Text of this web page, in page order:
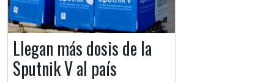
Llegan más dosis de la
Sputnik V al país